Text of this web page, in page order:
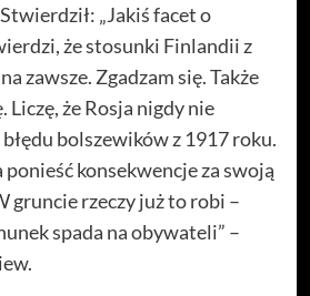
„Jakiś facet o
że stosunki Finlandii z
zawsze. Zgadzam się. Także
Liczę, że Rosja nigdy nie
bolszewików z 1917 roku.
konsekwencje za swoją
gruncie rzeczy już to robi –
spada na obywateli” –